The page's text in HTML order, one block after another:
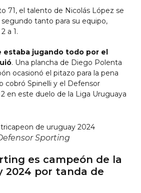
71, el talento de Nicolás López se
tanto para su equipo,
a 1.
estaba jugando todo por el
. Una plancha de Diego Polenta
ocasionó el pitazo para la pena
cobró Spinelli y el Defensor
en este duelo de la Liga Uruguaya
Sporting
es campeón de la
2024 por tanda de